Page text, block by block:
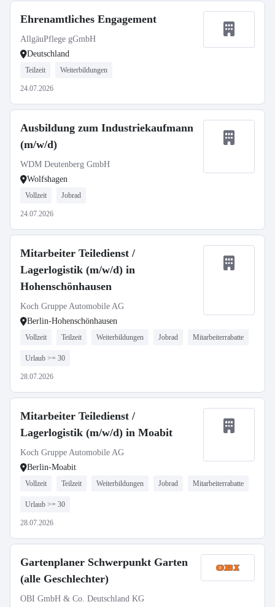
Ehrenamtliches Engagement
AllgäuPflege gGmbH
Deutschland
Teilzeit Weiterbildungen
24.07.2026
Ausbildung zum Industriekaufmann
(m/w/d)
WDM Deutenberg GmbH
Wolfshagen
Vollzeit Jobrad
24.07.2026
Mitarbeiter Teiledienst /
Lagerlogistik (m/w/d) in
Hohenschönhausen
Koch Gruppe Automobile AG
Berlin-Hohenschönhausen
Vollzeit Teilzeit Weiterbildungen Jobrad Mitarbeiterrabatte
Urlaub >= 30
28.07.2026
Mitarbeiter Teiledienst /
Lagerlogistik (m/w/d) in Moabit
Koch Gruppe Automobile AG
Berlin-Moabit
Vollzeit Teilzeit Weiterbildungen Jobrad Mitarbeiterrabatte
Urlaub >= 30
28.07.2026
Gartenplaner Schwerpunkt Garten
(alle Geschlechter)
OBI GmbH & Co. Deutschland KG